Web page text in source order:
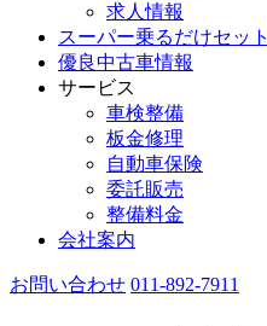
求人情報
スーパー乗るだけセット
優良中古車情報
サービス
車検整備
板金修理
自動車保険
委託販売
整備料金
会社案内
お問い合わせ 011-892-7911